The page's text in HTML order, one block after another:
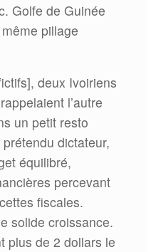
Golfe de Guinée
pillage
deux Ivoiriens
l’autre
un petit resto
dictateur,
équilibré,
percevant
fiscales.
solide croissance.
plus de 2 dollars le